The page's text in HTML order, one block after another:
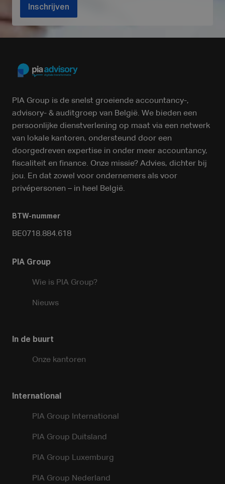
Inschrijven
PIA Group is de snelst groeiende accountancy-,
advisory- & auditgroep van België. We bieden een
persoonlijke dienstverlening op maat via een netwerk
van lokale kantoren, ondersteund door een
doorgedreven expertise in onder meer accountancy,
fiscaliteit en finance. Onze missie? Advies, dichter bij
jou. En dat zowel voor ondernemers als voor
privépersonen – in heel België.
BTW-nummer
BE0718.884.618
PIA Group
Wie is PIA Group?
Nieuws
In de buurt
Onze kantoren
International
PIA Group International
PIA Group Duitsland
PIA Group Luxemburg
PIA Group Nederland